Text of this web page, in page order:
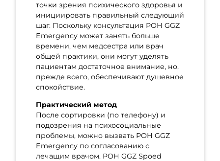
точки зрения психического здоровья и
инициировать правильный следующий
шаг. Поскольку консультация POH GGZ
Emergency может занять больше
времени, чем медсестра или врач
общей практики, они могут уделять
пациентам достаточное внимание, но,
прежде всего, обеспечивают душевное
спокойствие.
Практический метод
После сортировки (по телефону) и
подозрения на психосоциальные
проблемы, можно вызвать POH GGZ
Emergency по согласованию с
лечащим врачом. POH GGZ Spoed